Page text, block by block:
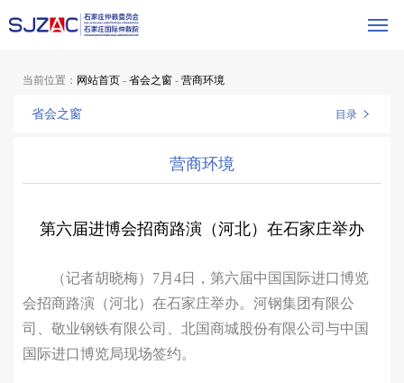
当前位置： 网站首页 - 省会之窗 - 营商环境
省会之窗 目录
营商环境
第六届进博会招商路演（河北）在石家庄举办
（记者胡晓梅）7月4日，第六届中国国际进口博览
会招商路演（河北）在石家庄举办。河钢集团有限公
司、敬业钢铁有限公司、北国商城股份有限公司与中国
国际进口博览局现场签约。